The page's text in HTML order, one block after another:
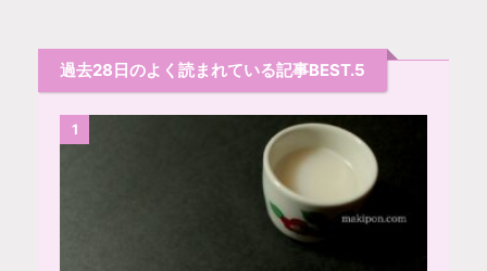
過去28日のよく読まれている記事BEST.5
1